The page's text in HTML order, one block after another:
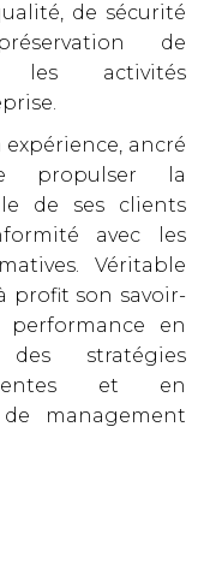
de sécurité
de
les activités
ancré
propulser la
de ses clients
avec les
Véritable
profit son savoir-
en
stratégies
et en
management